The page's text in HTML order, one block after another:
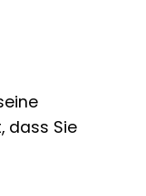
dass Sie